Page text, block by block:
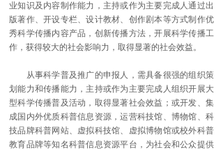
业知识及内容制作能力，主持或作为主要完成人通过出
版著作、开设专栏、设计教材、创作剧本等方式制作优
秀科学传播内容产品，创新传播方法，开展科学传播工
作，获得较大的社会影响力，取得显著的社会效益。
从事科学普及推广的申报人，需具备很强的组织策
划能力和传播能力，主持或作为主要完成人组织开展大
型科学传播普及活动，取得显著社会效益；或开发、集
成国内外优质科普信息资源，运营科技馆、博物馆、科
技品牌科普网站、虚拟科技馆、虚拟博物馆或校外科普
教育品牌等知名科普信息资源平台，为社会和公众提供